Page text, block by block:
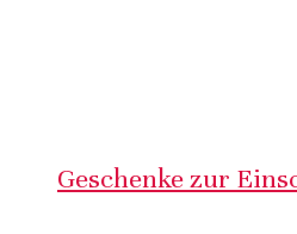
Geschenke zur